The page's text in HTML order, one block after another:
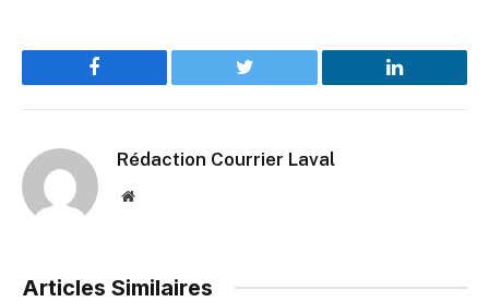
Facebook Twitter LinkedIn
Rédaction Courrier Laval
Website
Articles Similaires